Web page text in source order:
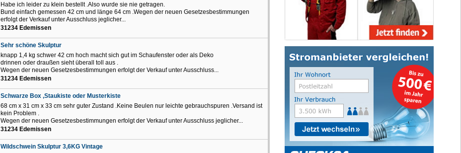
Habe ich leider zu klein bestellt .Also wurde sie nie getragen.
Bund einfach gemessen 42 cm und länge 64 cm .Wegen der neuen Gesetzesbestimmungen
erfolgt der Verkauf unter Ausschluss jeglicher...
31234 Edemissen
Sehr schöne Skulptur
knapp 1,4 kg schwer 42 cm hoch macht sich gut im Schaufenster oder als Deko
drinnen oder draußen sieht überall toll aus .
Wegen der neuen Gesetzesbestimmungen erfolgt der Verkauf unter Ausschluss...
31234 Edemissen
Schwarze Box ,Staukiste oder Musterkiste
68 cm x 31 cm x 33 cm sehr guter Zustand .Keine Beulen nur leichte gebrauchspuren .Versand ist
kein Problem .
Wegen der neuen Gesetzesbestimmungen erfolgt der Verkauf unter Ausschluss jeglicher...
31234 Edemissen
Wildschwein Skulptur 3,6KG Vintage